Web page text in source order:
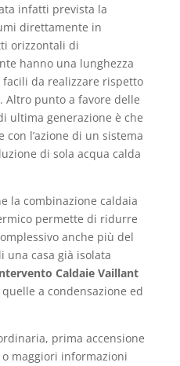
infatti prevista la
direttamente in
orizzontali di
hanno una lunghezza
da realizzare rispetto
Altro punto a favore delle
ultima generazione è che
con l’azione di un sistema
di sola acqua calda
la combinazione caldaia
permette di ridurre
anche più del
una casa già isolata
Caldaie Vaillant
a condensazione ed
prima accensione
maggiori informazioni